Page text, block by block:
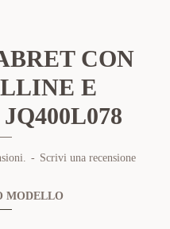
CON
E
- Scrivi una recensione
MODELLO